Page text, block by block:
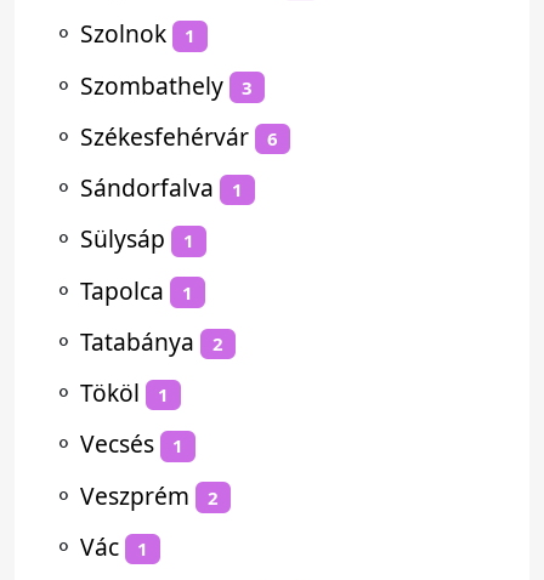
⚬ Szolnok 1
⚬ Szombathely 3
⚬ Székesfehérvár 6
⚬ Sándorfalva 1
⚬ Sülysáp 1
⚬ Tapolca 1
⚬ Tatabánya 2
⚬ Tököl 1
⚬ Vecsés 1
⚬ Veszprém 2
⚬ Vác 1